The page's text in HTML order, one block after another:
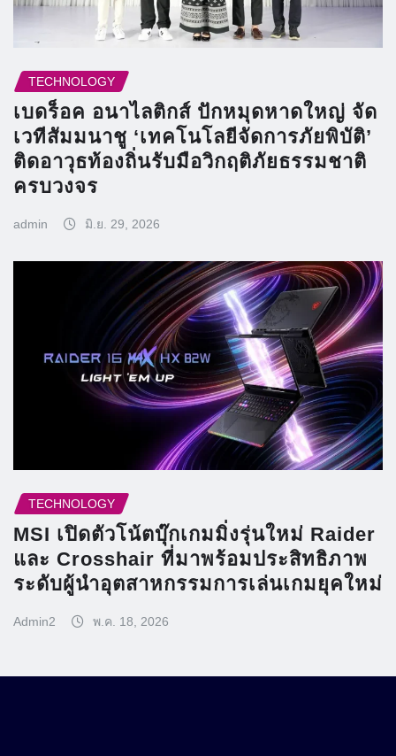
TECHNOLOGY
เบดร็อค อนาไลติกส์ ปักหมุดหาดใหญ่ จัด
เวทีสัมมนาชู ‘เทคโนโลยีจัดการภัยพิบัติ’
ติดอาวุธท้องถิ่นรับมือวิกฤติภัยธรรมชาติ
ครบวงจร
admin มิ.ย. 29, 2026
TECHNOLOGY
MSI เปิดตัวโน้ตบุ๊กเกมมิ่งรุ่นใหม่ Raider
และ Crosshair ที่มาพร้อมประสิทธิภาพ
ระดับผู้นำอุตสาหกรรมการเล่นเกมยุคใหม่
Admin2 พ.ค. 18, 2026